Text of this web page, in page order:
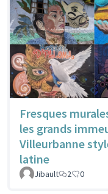
Fresques
les grands
Villeurbanne
latine
Jibault 2 0